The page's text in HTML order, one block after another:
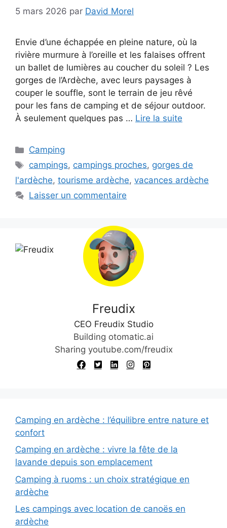
5 mars 2026 par David Morel
Envie d’une échappée en pleine nature, où la
rivière murmure à l’oreille et les falaises offrent
un ballet de lumières au coucher du soleil ? Les
gorges de l’Ardèche, avec leurs paysages à
couper le souffle, sont le terrain de jeu rêvé
pour les fans de camping et de séjour outdoor.
À seulement quelques pas … Lire la suite
Catégories
Camping
Étiquettes
campings, campings proches, gorges de
l'ardèche, tourisme ardèche, vacances ardèche
Laisser un commentaire
Freudix
CEO Freudix Studio
Building otomatic.ai
Sharing youtube.com/freudix
Camping en ardèche : l’équilibre entre nature et
confort
Camping en ardèche : vivre la fête de la
lavande depuis son emplacement
Camping à ruoms : un choix stratégique en
ardèche
Les campings avec location de canoës en
ardèche